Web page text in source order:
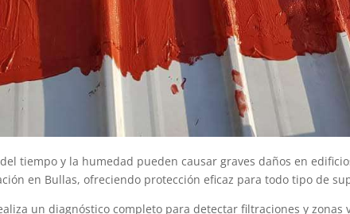
tiempo y la humedad pueden causar graves daños en
en Bullas, ofreciendo protección eficaz para todo tipo de
un diagnóstico completo para detectar filtraciones y